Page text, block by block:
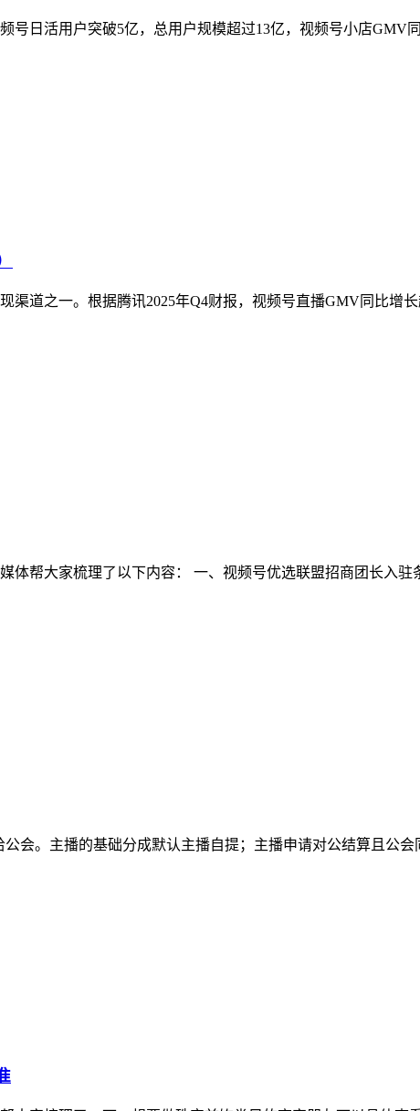
号日活用户突破5亿，总用户规模超过13亿，视频号小店GMV
渠道之一。根据腾讯2025年Q4财报，视频号直播GMV同比增
体帮大家梳理了以下内容： 一、视频号优选联盟招商团长入
会。主播的基础分成默认主播自提；主播申请对公结算且公